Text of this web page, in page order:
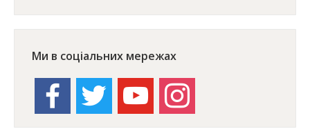
Ми в соціальних мережах
facebook twitter youtube instagram